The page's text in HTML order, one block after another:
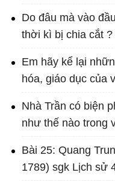
Do đâu mà vào
thời kì bị chia cắt ?
Em hãy kể lại
hóa, giáo dục của
Nhà Trần có biện
như thế nào trong
Bài 25: Quang
1789) sgk Lịch sử